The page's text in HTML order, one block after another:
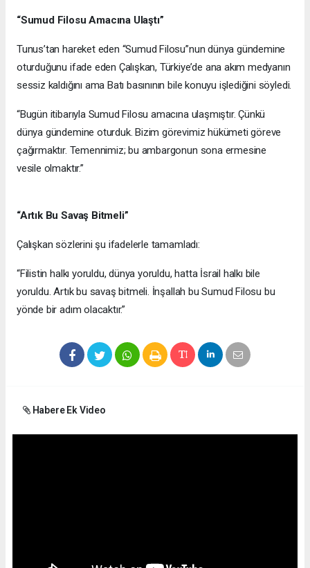
“Sumud Filosu Amacına Ulaştı”
Tunus’tan hareket eden “Sumud Filosu”nun dünya gündemine
oturduğunu ifade eden Çalışkan, Türkiye’de ana akım medyanın
sessiz kaldığını ama Batı basınının bile konuyu işlediğini söyledi.
“Bugün itibarıyla Sumud Filosu amacına ulaşmıştır. Çünkü
dünya gündemine oturduk. Bizim görevimiz hükümeti göreve
çağırmaktır. Temennimiz; bu ambargonun sona ermesine
vesile olmaktır.”
“Artık Bu Savaş Bitmeli”
Çalışkan sözlerini şu ifadelerle tamamladı:
“Filistin halkı yoruldu, dünya yoruldu, hatta İsrail halkı bile
yoruldu. Artık bu savaş bitmeli. İnşallah bu Sumud Filosu bu
yönde bir adım olacaktır.”
Habere Ek Video